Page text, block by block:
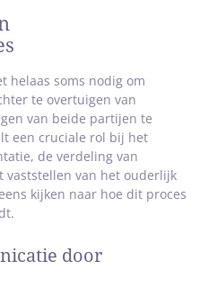
helaas soms nodig om
te overtuigen van
van beide partijen te
een cruciale rol bij het
de verdeling van
vaststellen van het ouderlijk
kijken naar hoe dit proces
door